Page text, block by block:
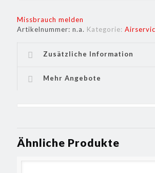
Missbrauch melden
Artikelnummer: n.a. Kategorie:
Zusätzliche Information
Mehr Angebote
Ähnliche Produkte